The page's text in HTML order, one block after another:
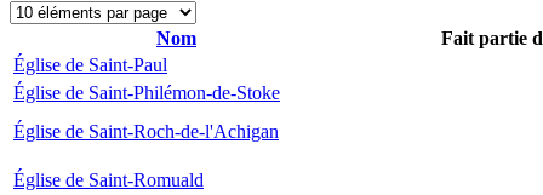
Nom
Fait partie
Église de Saint-Paul
Église de Saint-Philémon-de-Stoke
Église de Saint-Roch-de-l'Achigan
Église de Saint-Romuald